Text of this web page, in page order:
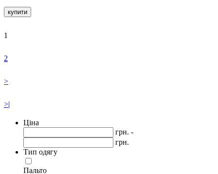
купити
1
2
>
>|
Ціна
грн. -
грн.
Тип одягу
Пальто